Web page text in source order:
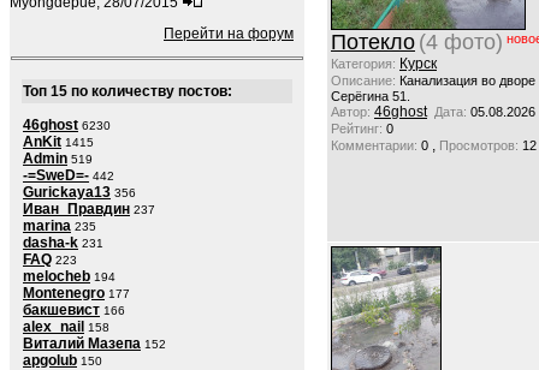
Перейти на форум
Топ 15 по количеству постов:
46ghost 6230
AnKit 1415
Admin 519
-=SweD=- 442
Gurickaya13 356
Иван_Правдин 237
marina 235
dasha-k 231
FAQ 223
melocheb 194
Montenegro 177
бакшевист 166
alex_nail 158
Виталий Мазепа 152
apgolub 150
Потекло (4 фото)
Категория: Курск
Описание: Канализация во
Серёгина 51.
Автор: 46ghost Дата: 05.08.2026
Рейтинг: 0
Комментарии: 0 , Просмотров: 12